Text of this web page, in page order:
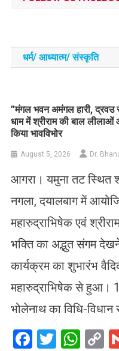
धर्म/ आध्‍यात्‍म/ संस्‍कृति
​”मंगल भवन अमंगल हारी, द्रवउ
धाम में श्रीराम की बाल लीलाओं
किया भावविभोर
August 5, 2026 Dr.
आगरा। यमुना तट स्थित
नगला, दयालबाग में
महारुद्राभिषेक एवं
भक्ति का अद्भुत संगम
कार्यक्रम का शुभारंभ
महारुद्राभिषेक से हुआ।
भोलेनाथ का विधि-विधान
Facebook
Twitter